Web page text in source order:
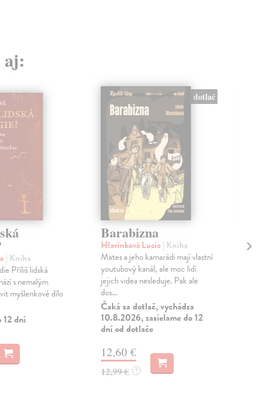
| Kniha
Příliš lidská
s nemalým
myšlenkové dílo
12 dní
dotlač
Barabizna
Hlavinková Lucie | Kniha
Mates a jeho kamarádi mají vlastní
youtubový kanál, ale moc lidí
jejich videa nesleduje. Pak ale
dos...
Čaká sa dotlač, vychádza
10.8.2026, zasielame do 12
dní od dotlače
12,60 €
12,99 € ?